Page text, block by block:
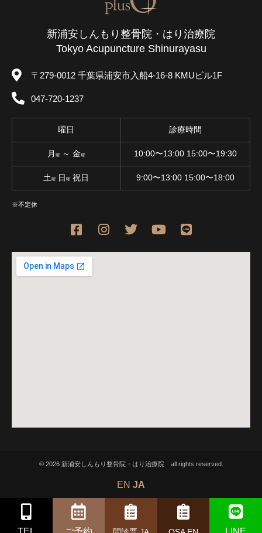
新浦安しんもり整骨院・はり治療院
Tokyo Acupuncture Shinurayasu
〒279-0012 千葉県浦安市入船4-16-8 KMUビル1F
047-720-1237
曜日 診療時間
月 曜 ～ 金曜 10:00〜13:00 15:00〜19:30
土曜 日 曜 祝日 9:00〜13:00 15:00〜18:00
※不定休
© 2026 新浦安しんもり整骨院・はり治療院 all rights reserved.
EN JA